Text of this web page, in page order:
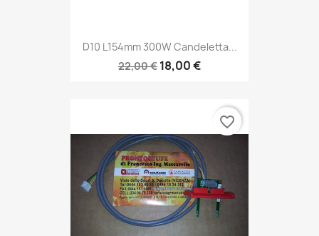
D10 L154mm 300W Candeletta...
22,00 € 18,00 €
favorite_border